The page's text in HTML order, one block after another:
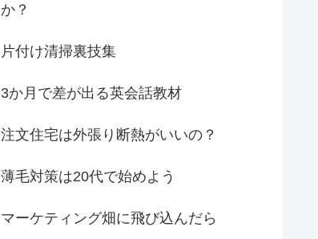
か？
片付け清掃裏技集
3か月で差が出る英会話教材
注文住宅は外張り断熱がいいの？
薄毛対策は20代で始めよう
マーケティング畑に飛び込んだら